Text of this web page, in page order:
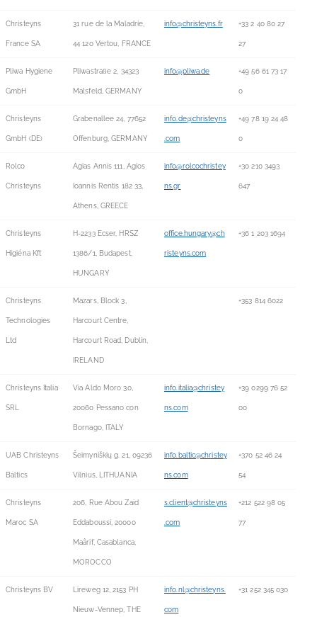
Christeyns
France SA
31 rue de la Maladrie,
44 120 Vertou, FRANCE
info@christeyns.fr +33 2 40 80 27
27
Pliwa Hygiene
GmbH
Pliwastraße 2, 34323
Malsfeld, GERMANY
info@pliwa.de +49 56 61 73 17
0
Christeyns
GmbH (DE)
Grabenallee 24, 77652
Offenburg, GERMANY
info.de@christeyns
.com
+49 78 19 24 48
0
Rolco
Christeyns
Agias Annis 111, Agios
Ioannis Rentis 182 33,
Athens, GREECE
info@rolcochristey
ns.gr
+30 210 3493
647
Christeyns
Higiéna Kft
H-2233 Ecser, HRSZ
1386/1, Budapest,
HUNGARY
office.hungary@ch
risteyns.com
+36 1 203 1694
Christeyns
Technologies
Ltd
Mazars, Block 3,
Harcourt Centre,
Harcourt Road, Dublin,
IRELAND
+353 814 6022
Christeyns Italia
SRL
Via Aldo Moro 30,
20060 Pessano con
Bornago, ITALY
info.italia@christey
ns.com
+39 0299 76 52
00
UAB Christeyns
Baltics
Šeimyniškių g. 21, 09236
Vilnius, LITHUANIA
info.baltic@christey
ns.com
+370 52 46 24
54
Christeyns
Maroc SA
206, Rue Abou Zaid
Eddaboussi, 20000
Maârif, Casablanca,
MOROCCO
s.client@christeyns
.com
+212 522 98 05
77
Christeyns BV Lireweg 12, 2153 PH
Nieuw-Vennep, THE
info.nl@christeyns.
com
+31 252 345 030